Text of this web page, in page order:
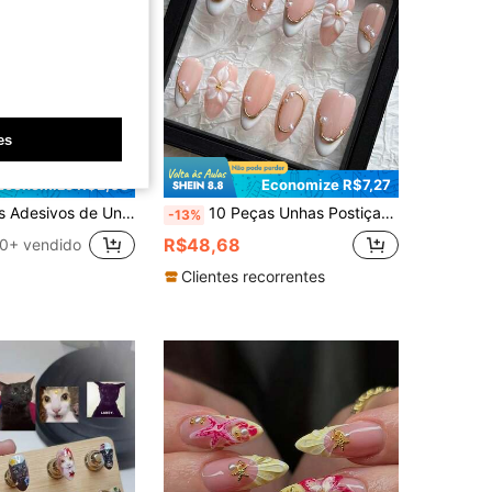
Florais, Design de Ponta Francesa, Decoração de Cruz de Metal de Tamanho Médio, Acento de Pérola, Inclui: 1 Peça Gel de Gelatina & 1 Peça Lixa de Unhas
vendido
Economize R$7,27
-13% 10 Peças Unhas Postiças Amendoadas Rosas Feitas à Mão, Pontas Francesas Brancas, Revestimento Dourado 3D e Entalhes Florais Perolados, Estilo Simples e Suave, Adequado para Meninas e Mulheres no Dia a Dia, Férias e Decorações de Unhas para Casamento, Inclui Gel de Gelatina e Lixa de Unhas
R$48,68
Clientes recorrentes